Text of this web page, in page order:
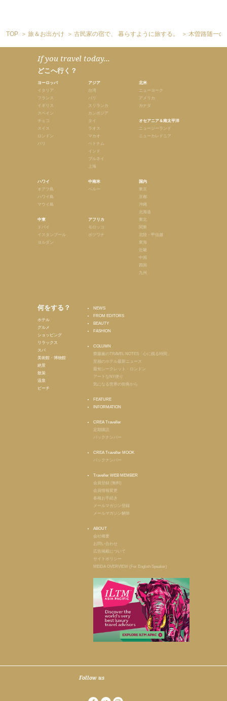
TOP 旅＆お出かけ 古民家の宿で、 暮らすように旅する。 木曽路随一
If you travel today...
どこへ行く？
ヨーロッパ
イタリア
フランス
イギリス
スペイン
チェコ
スイス
ロンドン
パリ
ハワイ
オアフ島
ハワイ島
マウイ島
中東
ドバイ
イスタンブール
ヨルダン
アジア
台湾
バリ
スリランカ
カンボジア
タイ
ラオス
マカオ
ベトナム
インド
ブルネイ
上海
中南米
ペルー
アフリカ
モロッコ
ボツワナ
北米
ニューヨーク
アメリカ
カナダ
オセアニア＆南太平洋
ニュージーランド
ニューカレドニア
国内
東京
京都
沖縄
北海道
東北
関東
北陸・甲信越
東海
近畿
中国
四国
九州
何をする？
ホテル
グルメ
ショッピング
リラックス
スパ
美術館・博物館
絶景
散策
温泉
ビーチ
NEWS
FROM EDITORS
BEAUTY
FASHION
COLUMN
齋藤薫のTRAVEL NOTES「心に残る時間」
至福のホテル最新ニュース
最旬シークレット・ロンドン
アートなNY便り
気になる世界の街角から
FEATURE
INFORMATION
CREA Traveller
定期購読
バックナンバー
CREA Traveller MOOK
バックナンバー
Traveller WEB MEMBER
会員登録 (無料)
会員情報変更
各種お手続き
メールマガジン登録
メールマガジン解除
ABOUT
会社概要
お問い合わせ
広告掲載について
サイトポリシー
MEIDA OVERVIEW (For English Speaker)
Follow us